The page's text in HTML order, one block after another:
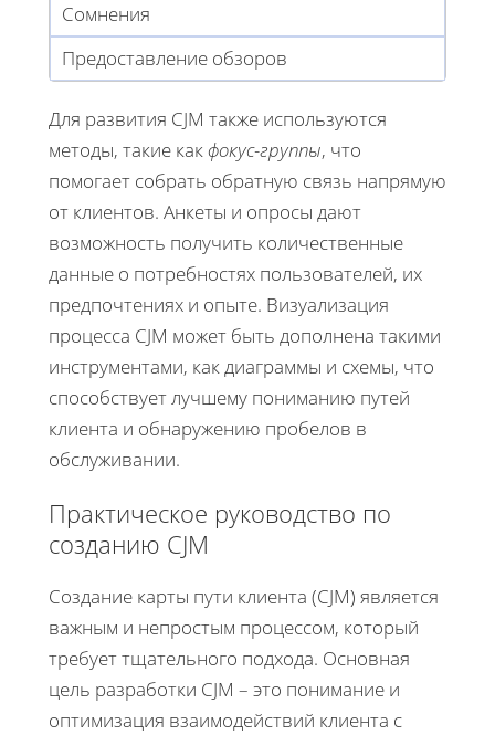
Сомнения
Предоставление обзоров
Для развития CJM также используются
методы, такие какфокус-группы, что
помогает собрать обратную связь напрямую
от клиентов. Анкеты и опросы дают
возможность получить количественные
данные о потребностях пользователей, их
предпочтениях и опыте. Визуализация
процесса CJM может быть дополнена такими
инструментами, как диаграммы и схемы, что
способствует лучшему пониманию путей
клиента и обнаружению пробелов в
обслуживании.
Практическое руководство по
созданию CJM
Создание карты пути клиента (CJM) является
важным и непростым процессом, который
требует тщательного подхода. Основная
цель разработки CJM – это понимание и
оптимизация взаимодействий клиента с